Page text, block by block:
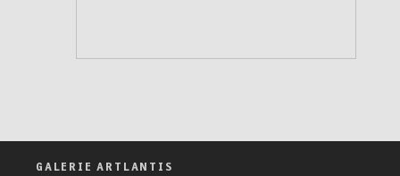
GALERIE ARTLANTIS